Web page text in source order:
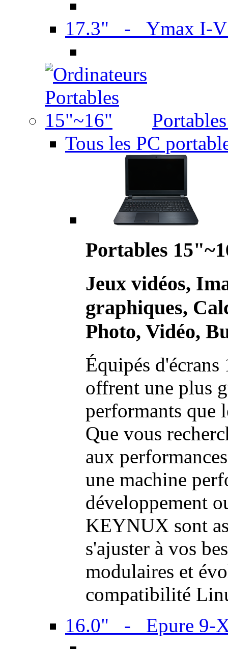
17.3" - Ymax I-
Tous les PC
Portables
Jeux vidéos,
graphiques,
Photo, Vidéo,
Équipés
offrent une plus
performants que
Que vous
aux
une machine
développement
KEYNUX sont
s'ajuster à vos
modulaires et
compatibilité
16.0" - Epure 9-